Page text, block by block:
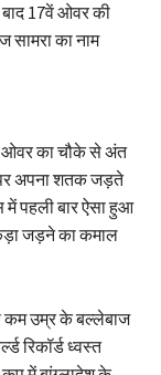
17वें ओवर की
का नाम
ओवर का चौके से अंत
अपना शतक जड़ते
में पहली बार ऐसा हुआ
जड़ने का कमाल
कम उम्र के बल्लेबाज
रिकॉर्ड ध्वस्त